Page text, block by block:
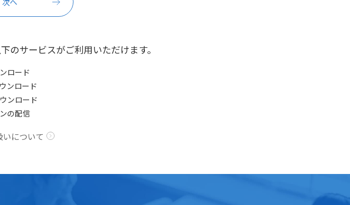
のサービスがご利用いただけます。
ロード
ンロード
ンロード
の配信
について